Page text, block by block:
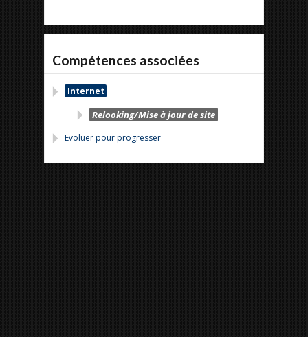
Compétences associées
Internet
Relooking/Mise à jour de site
Evoluer pour progresser